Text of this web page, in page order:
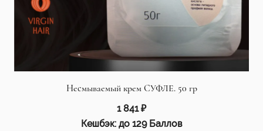
Несмываемый крем СУФЛЕ. 50 гр
1 841₽
Кешбэк: до 129 Баллов